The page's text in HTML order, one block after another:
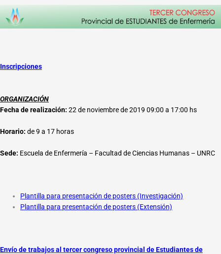
Inscripciones
ORGANIZACIÓN
Fecha de realización: 22 de noviembre de 2019 09:00 a 17:00 hs
Horario: de 9 a 17 horas
Sede: Escuela de Enfermería – Facultad de Ciencias Humanas – UNRC
Plantilla para presentación de posters (Investigación)
Plantilla para presentación de posters (Extensión)
Envío de trabajos al tercer congreso provincial de Estudiantes de